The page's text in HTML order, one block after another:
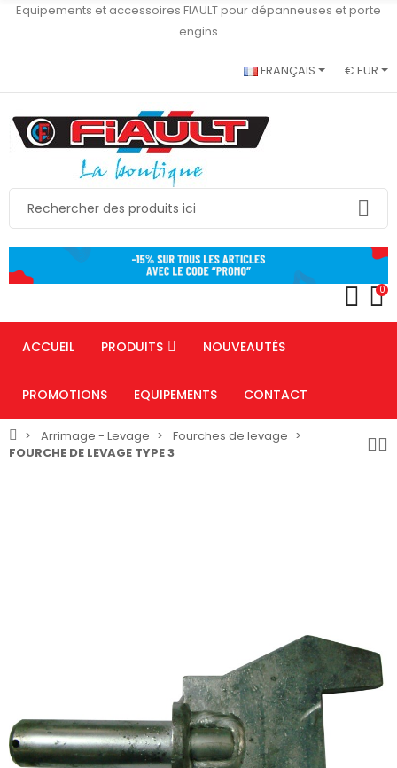
Equipements et accessoires FIAULT pour dépanneuses et porte
engins
FRANÇAIS € EUR
0
ACCUEIL PRODUITS NOUVEAUTÉS
PROMOTIONS EQUIPEMENTS CONTACT
Arrimage - Levage
Fourches de levage
FOURCHE DE LEVAGE TYPE 3